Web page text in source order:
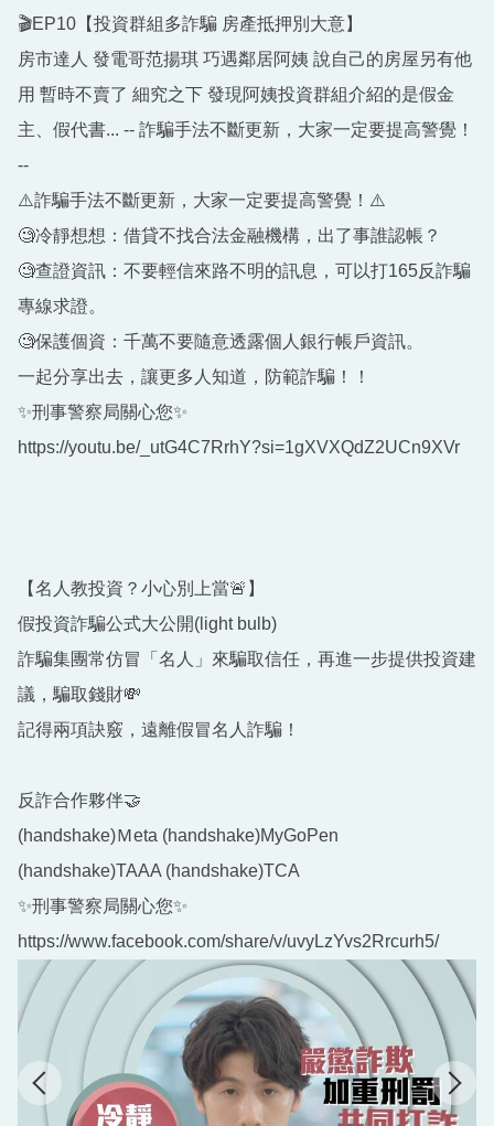
🎬EP10【投資群組多詐騙 房產抵押別大意】
房市達人 發電哥范揚琪 巧遇鄰居阿姨 說自己的房屋另有他
用 暫時不賣了 細究之下 發現阿姨投資群組介紹的是假金
主、假代書... -- 詐騙手法不斷更新，大家一定要提⾼警覺！
--
⚠️詐騙手法不斷更新，大家一定要提⾼警覺！⚠️
🧐冷靜想想：借貸不找合法金融機構，出了事誰認帳？
🧐查證資訊：不要輕信來路不明的訊息，可以打165反詐騙
專線求證。
🧐保護個資：千萬不要隨意透露個人銀行帳戶資訊。
一起分享出去，讓更多人知道，防範詐騙！！
✨刑事警察局關心您✨
https://youtu.be/_utG4C7RrhY?si=1gXVXQdZ2UCn9XVr
【名人教投資？小心別上當🚨】
假投資詐騙公式大公開(light bulb)
詐騙集團常仿冒「名人」來騙取信任，再進一步提供投資建
議，騙取錢財💸
記得兩項訣竅，遠離假冒名人詐騙！
反詐合作夥伴🤝
(handshake)Ｍeta (handshake)MyGoPen
(handshake)TAAA (handshake)TCA
✨刑事警察局關心您✨
https://www.facebook.com/share/v/uvyLzYvs2Rrcurh5/